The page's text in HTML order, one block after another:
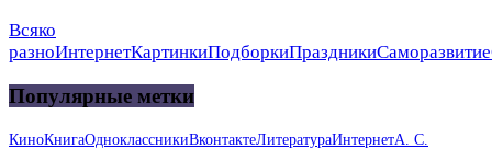
Всяко
разноИнтернетКартинкиПодборкиПраздникиСаморазвитие
Популярные метки
КиноКнигаОдноклассникиВконтактеЛитератураИнтернетА. С.